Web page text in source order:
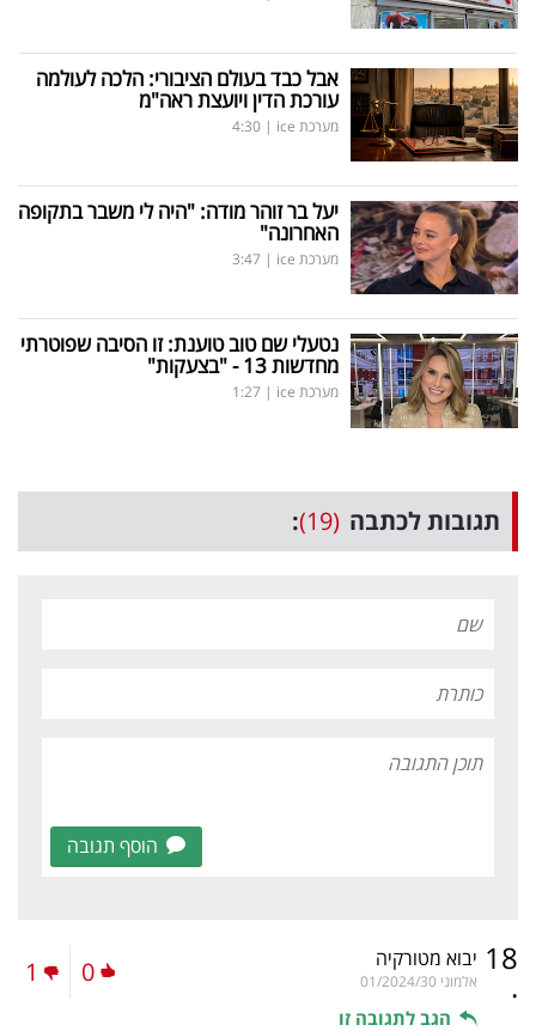
אבל כבד בעולם הציבורי: הלכה לעולמה
עורכת הדין ויועצת ראה"מ
מערכת ice |
4:30
יעל בר זוהר מודה: "היה לי משבר בתקופה
האחרונה"
מערכת ice |
3:47
נטעלי שם טוב טוענת: זו הסיבה שפוטרתי
מחדשות 13 - "בצעקות"
מערכת ice |
1:27
תגובות לכתבה (19)
:
הוסף תגובה
18
.
יבוא מטורקיה
אלמוני 01/2024/30
הגב לתגובה זו
0
1